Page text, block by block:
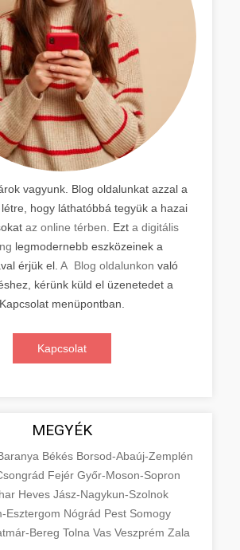
vagyunk. Blog oldalunkat azzal a
hogy láthatóbbá tegyük a hazai
az online térben. Ezt a digitális
legmodernebb eszközeinek a
érjük el. A Blog oldalunkon való
kérünk küld el üzenetedet a
Kapcsolat menüpontban.
Kapcsolat
MEGYÉK
Békés Borsod-Abaúj-Zemplén
Fejér Győr-Moson-Sopron
Heves Jász-Nagykun-Szolnok
Esztergom Nógrád Pest Somogy
Bereg Tolna Vas Veszprém Zala